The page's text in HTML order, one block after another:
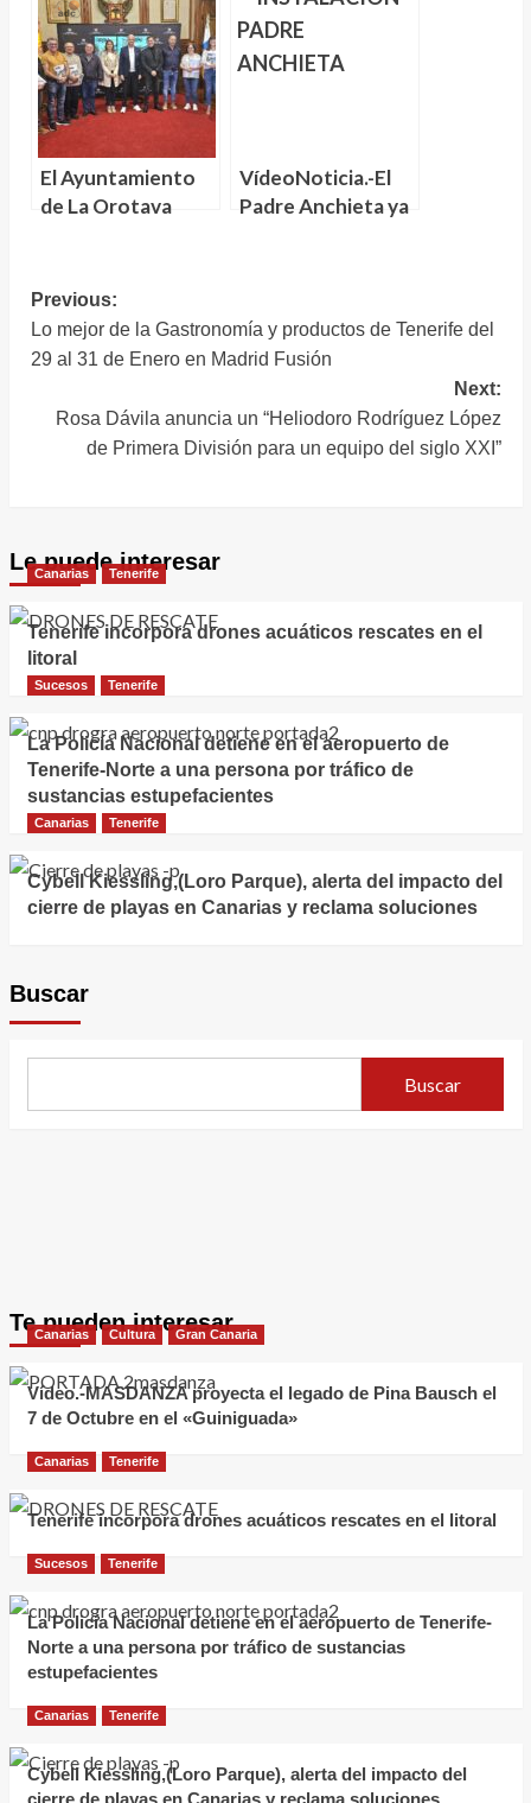
Tenerife del 29 al
31 de Enero en
Madrid Fusión
de Primera
División para un
El Ayuntamiento
de La Orotava
patrimonio local
VídeoNoticia.-El
Padre Anchieta ya
destino y mirando
a La Laguna»
Navegación
de
Previous:
Lo mejor de la Gastronomía y productos de Tenerife del
29 al 31 de Enero en Madrid Fusión
Next:
Rosa Dávila anuncia un “Heliodoro Rodríguez López
de Primera División para un equipo del siglo XXI”
Le puede interesar
Canarias Tenerife
Tenerife incorpora drones acuáticos rescates en el
litoral
Sucesos Tenerife
La Policía Nacional detiene en el aeropuerto de
Tenerife-Norte a una persona por tráfico de
sustancias estupefacientes
Canarias Tenerife
Cybell Kiessling,(Loro Parque), alerta del impacto del
cierre de playas en Canarias y reclama soluciones
Buscar
Buscar
Te pueden interesar
Canarias Cultura Gran Canaria
Vídeo.-MASDANZA proyecta el legado de Pina Bausch el
7 de Octubre en el «Guiniguada»
Canarias Tenerife
Tenerife incorpora drones acuáticos rescates en el litoral
Sucesos Tenerife
La Policía Nacional detiene en el aeropuerto de Tenerife-
Norte a una persona por tráfico de sustancias
estupefacientes
Canarias Tenerife
Cybell Kiessling,(Loro Parque), alerta del impacto del